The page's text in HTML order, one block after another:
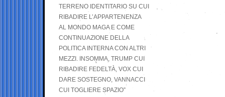
TERRENO IDENTITARIO SU CUI
RIBADIRE L’APPARTENENZA
AL MONDO MAGA E COME
CONTINUAZIONE DELLA
POLITICA INTERNA CON ALTRI
MEZZI. INSOMMA, TRUMP CUI
RIBADIRE FEDELTÀ, VOX CUI
DARE SOSTEGNO, VANNACCI
CUI TOGLIERE SPAZIO”